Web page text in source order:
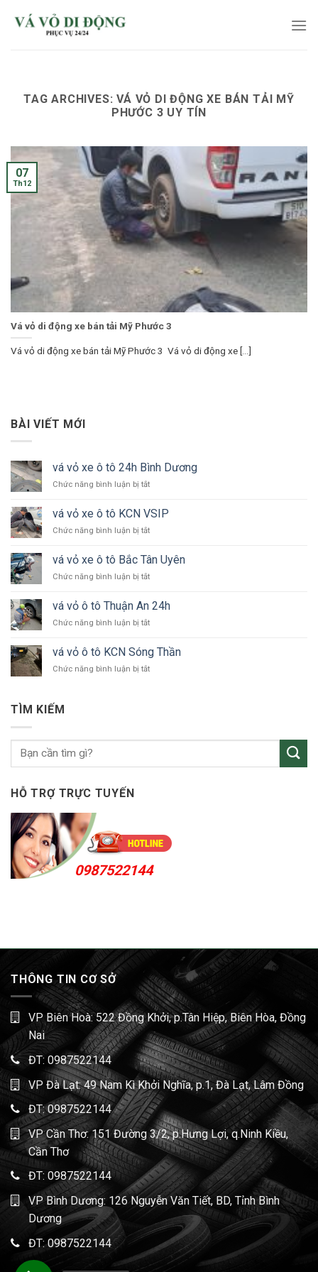
TAG ARCHIVES:VÁ VỎ DI ĐỘNG XE BÁN TẢI MỸ
PHƯỚC 3 UY TÍN
Vá vỏ di động xe bán tải Mỹ Phước 3
Vá vỏ di động xe bán tải Mỹ Phước 3 Vá vỏ di động xe [...]
07
Th12
BÀI VIẾT MỚI
vá vỏ xe ô tô 24h Bình Dương
Chức năng bình luận bị tắtở
vỏ
xe
ô
24h
Dương
vá vỏ xe ô tô KCN VSIP
Chức năng bình luận bị tắtở
vỏ
xe
ô
KCN
vá vỏ xe ô tô Bắc Tân Uyên
Chức năng bình luận bị tắtở
vỏ
xe
ô
Bắc
Tân
Uyên
vá vỏ ô tô Thuận An 24h
Chức năng bình luận bị tắtở
ô
tô
vá vỏ ô tô KCN Sóng Thần
Chức năng bình luận bị tắtở
Sóng
TÌM KIẾM
HỖ TRỢ TRỰC TUYẾN
0987522144
THÔNG TIN CƠ SỞ
VP Biên Hoà: 522 Đồng Khởi, p.Tân Hiệp, Biên Hòa, Đồng
Nai
ĐT: 0987522144
VP Đà Lạt: 49 Nam Kì Khởi Nghĩa, p.1, Đà Lạt, Lâm Đồng
ĐT:0987522144
VP Cần Thơ: 151 Đường 3/2, p.Hưng Lợi, q.Ninh Kiều,
Cần Thơ
ĐT: 0987522144
VP Bình Dương: 126 Nguyễn Văn Tiết, BD, Tỉnh Bình
Dương
ĐT: 0987522144